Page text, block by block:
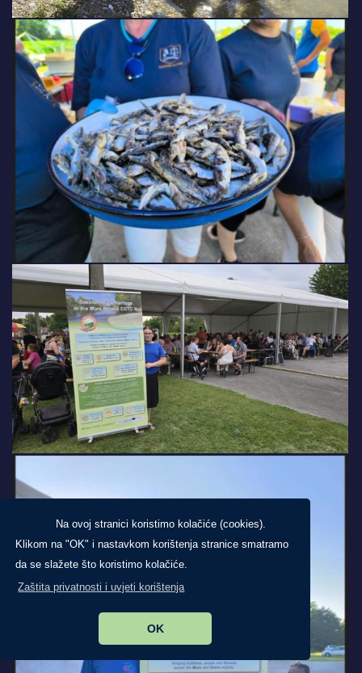
Na ovoj stranici koristimo kolačiće (cookies).
Klikom na "OK" i nastavkom korištenja stranice smatramo
da se slažete što koristimo kolačiće.
Zaštita privatnosti i uvjeti korištenja
OK